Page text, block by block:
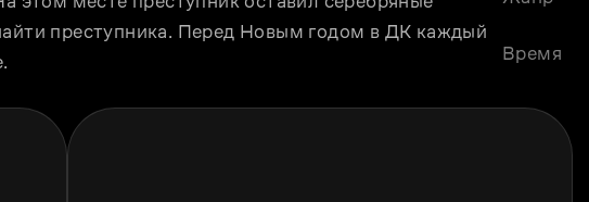
преступника. Перед Новым годом в ДК каждый
Время